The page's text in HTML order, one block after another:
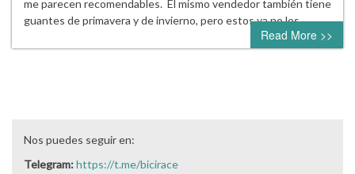
me parecen recomendables. El mismo vendedor también tiene
guantes de primavera y de invierno, pero estos ya no los…
Read More >>
Nos puedes seguir en:
Telegram:https://t.me/bicirace